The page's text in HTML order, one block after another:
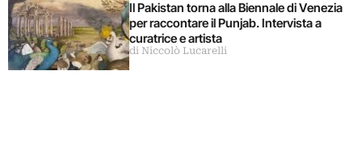
Il Pakistan torna alla Biennale di Venezia
per raccontare il Punjab. Intervista a
curatrice e artista
di Niccolò Lucarelli